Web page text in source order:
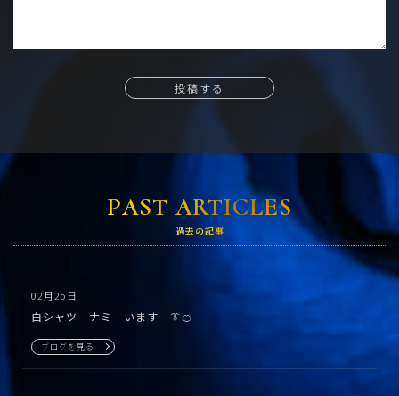
投稿する
PAST ARTICLES
過去の記事
02月25日
白シャツ ナミ います 👔🍊
ブログを見る